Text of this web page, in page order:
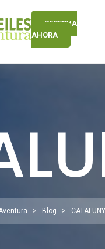
RESERVA
AHORA
> Blog >